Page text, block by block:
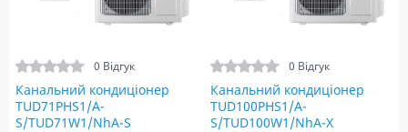
0 Відгук
Канальний кондиціонер
TUD71PHS1/A-
S/TUD71W1/NhA-S
0 Відгук
Канальний кондиціонер
TUD100PHS1/A-
S/TUD100W1/NhA-X